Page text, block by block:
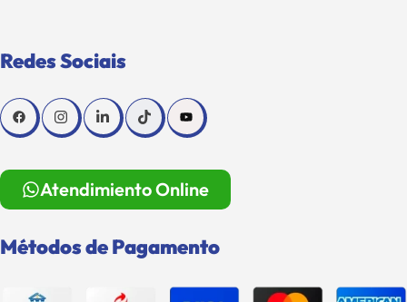
Redes Sociais
Atendimiento Online
Métodos de Pagamento